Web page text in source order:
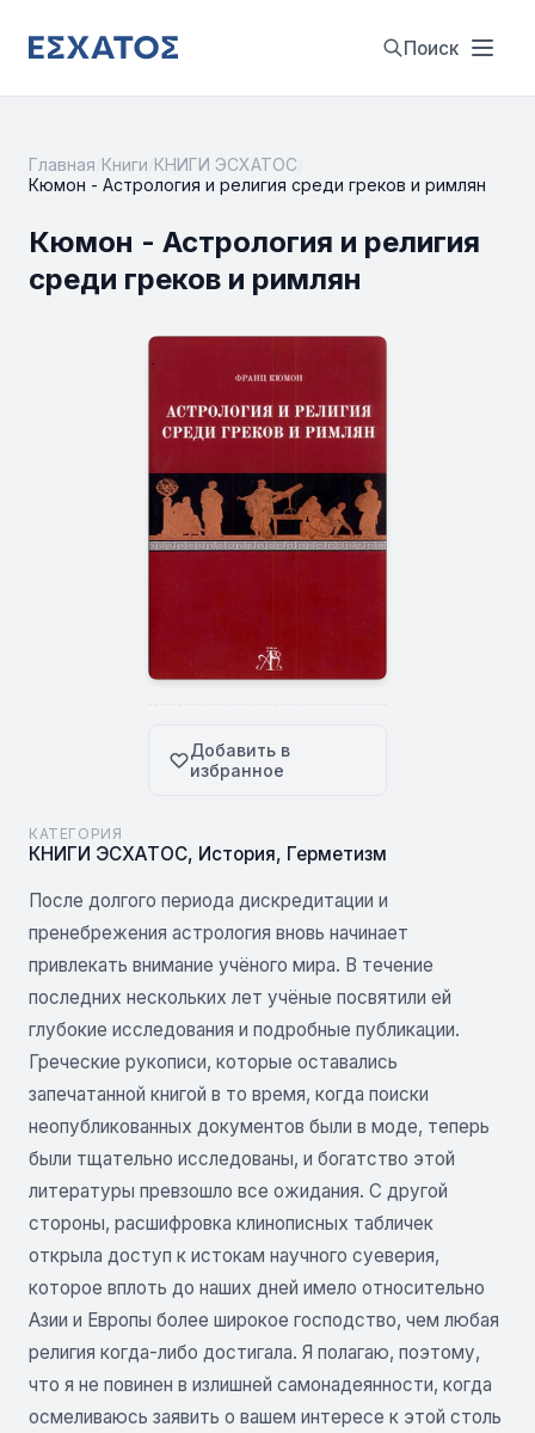
Поиск
Главная Книги КНИГИ ЭСХАТОС
Кюмон - Астрология и религия среди греков и римлян
Кюмон - Астрология и религия
среди греков и римлян
Добавить в
избранное
КАТЕГОРИЯ
КНИГИ ЭСХАТОС, История, Герметизм
После долгого периода дискредитации и
пренебрежения астрология вновь начинает
привлекать внимание учёного мира. В течение
последних нескольких лет учёные посвятили ей
глубокие исследования и подробные публикации.
Греческие рукописи, которые оставались
запечатанной книгой в то время, когда поиски
неопубликованных документов были в моде, теперь
были тщательно исследованы, и богатство этой
литературы превзошло все ожидания. С другой
стороны, расшифровка клинописных табличек
открыла доступ к истокам научного суеверия,
которое вплоть до наших дней имело относительно
Азии и Европы более широкое господство, чем любая
религия когда-либо достигала. Я полагаю, поэтому,
что я не повинен в излишней самонадеянности, когда
осмеливаюсь заявить о вашем интересе к этой столь